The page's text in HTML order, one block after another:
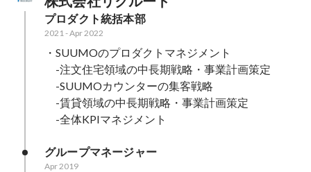
プロダクト統括本部
2021-Apr 2022
・SUUMOのプロダクトマネジメント
-注文住宅領域の中長期戦略・事業計画策定
-SUUMOカウンターの集客戦略
-賃貸領域の中長期戦略・事業計画策定
-全体KPIマネジメント
グループマネージャー
Apr 2019